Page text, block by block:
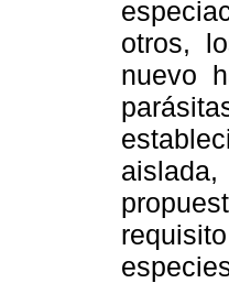
otros,
nuevo
aislada,